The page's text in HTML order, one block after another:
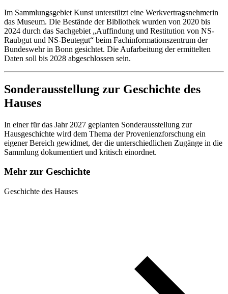
Im Sammlungsgebiet Kunst unterstützt eine Werkvertragsnehmerin
das Museum. Die Bestände der Bibliothek wurden von 2020 bis
2024 durch das Sachgebiet „Auffindung und Restitution von NS-
Raubgut und NS-Beutegut“ beim Fachinformationszentrum der
Bundeswehr in Bonn gesichtet. Die Aufarbeitung der ermittelten
Daten soll bis 2028 abgeschlossen sein.
Sonder­ausstellung zur Geschichte des
Hauses
In einer für das Jahr 2027 geplanten Sonderausstellung zur
Hausgeschichte wird dem Thema der Provenienzforschung ein
eigener Bereich gewidmet, der die unterschiedlichen Zugänge in die
Sammlung dokumentiert und kritisch einordnet.
Mehr zur Geschichte
Geschichte des Hauses